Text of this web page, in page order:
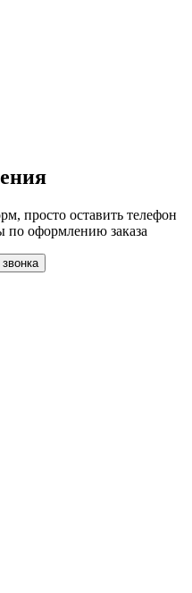
просто оставить телефон
по оформлению заказа